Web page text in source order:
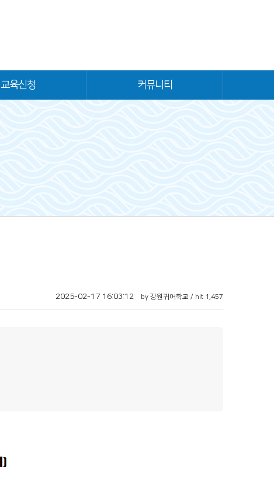
교육신청 커뮤니티
2025-02-17 16:03:12 by 강원귀어학교 / hit 1,457